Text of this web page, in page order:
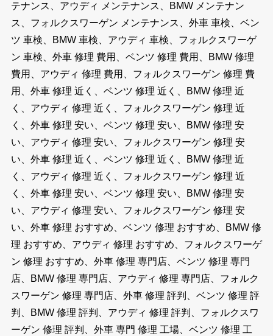
テナンス、アウディ メンテナンス、BMW メンテナン
ス、フォルクスワーゲン メンテナンス、外車 車検、ベン
ツ 車検、BMW 車検、アウディ 車検、フォルクスワーゲ
ン 車検、外車 修理 費用、ベンツ 修理 費用、BMW 修理
費用、アウディ 修理 費用、フォルクスワーゲン 修理 費
用、外車 修理 近く、ベンツ 修理 近く、BMW 修理 近
く、アウディ 修理 近く、フォルクスワーゲン 修理 近
く、外車 修理 安い、ベンツ 修理 安い、BMW 修理 安
い、アウディ 修理 安い、フォルクスワーゲン 修理 安
い、外車 修理 近く、ベンツ 修理 近く、BMW 修理 近
く、アウディ 修理 近く、フォルクスワーゲン 修理 近
く、外車 修理 安い、ベンツ 修理 安い、BMW 修理 安
い、アウディ 修理 安い、フォルクスワーゲン 修理 安
い、外車 修理 おすすめ、ベンツ 修理 おすすめ、BMW 修
理 おすすめ、アウディ 修理 おすすめ、フォルクスワーゲ
ン 修理 おすすめ、外車 修理 専門店、ベンツ 修理 専門
店、BMW 修理 専門店、アウディ 修理 専門店、フォルク
スワーゲン 修理 専門店、外車 修理 評判、ベンツ 修理 評
判、BMW 修理 評判、アウディ 修理 評判、フォルクスワ
ーゲン 修理 評判、外車 専門 修理 工場、ベンツ 修理 工